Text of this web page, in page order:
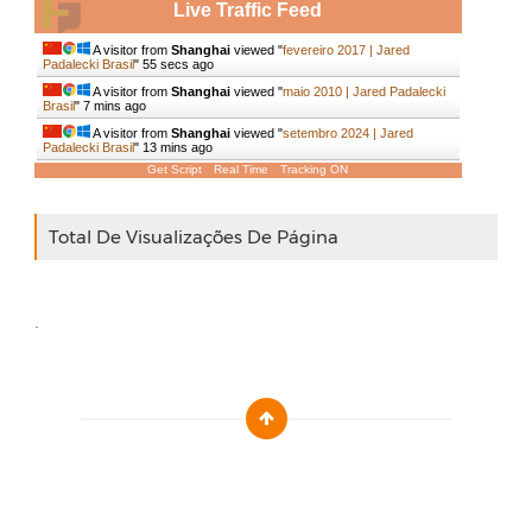
Live Traffic Feed
A visitor from Shanghaiviewed "fevereiro 2017 | Jared
Padalecki Brasil" 55 secs ago
A visitor from Shanghaiviewed "maio 2010 | Jared Padalecki
Brasil" 7 mins ago
A visitor from Shanghaiviewed "setembro 2024 | Jared
Padalecki Brasil" 13 mins ago
Get Script Real Time Tracking ON
Total De Visualizações De Página
.